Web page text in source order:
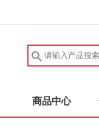
商品中心